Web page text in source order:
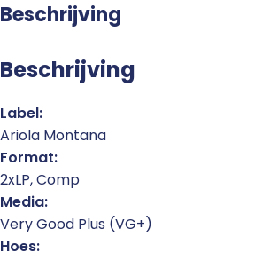
Beschrijving
Beschrijving
Label:
Ariola Montana
Format:
2xLP, Comp
Media:
Very Good Plus (VG+)
Hoes: